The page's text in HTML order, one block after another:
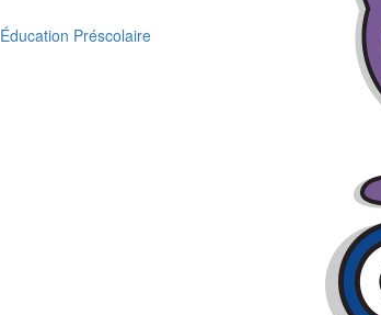
Éducation Préscolaire